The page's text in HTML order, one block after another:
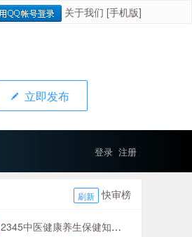
关于我们 [手机版]
立即发布
登录 注册
刷新 快审榜
2345中医健康养生保健知识网